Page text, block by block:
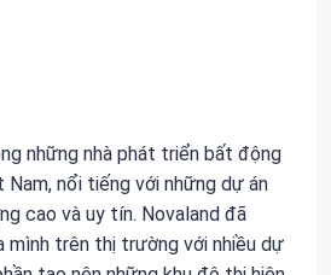
những nhà phát triển bất động
Nam, nổi tiếng với những dự án
cao và uy tín. Novaland đã
mình trên thị trường với nhiều dự